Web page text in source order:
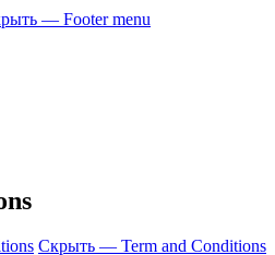
— Footer menu
Скрыть — Term and Conditions